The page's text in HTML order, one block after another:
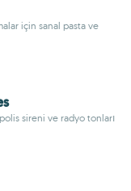
için sanal pasta ve
sireni ve radyo tonları